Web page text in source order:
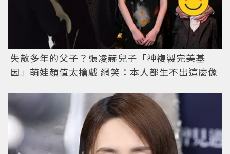
失散多年的父子？張凌赫兒子「神複製完美基
因」萌娃顏值太搶戲 網笑：本人都生不出這麼像